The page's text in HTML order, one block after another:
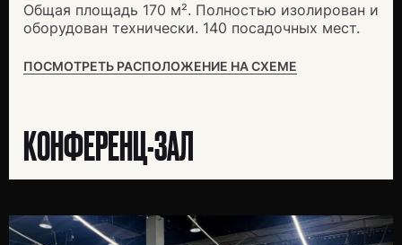
Общая площадь 170 м². Полностью изолирован и
оборудован технически. 140 посадочных мест.
ПОСМОТРЕТЬ РАСПОЛОЖЕНИЕ НА СХЕМЕ
КОНФЕРЕНЦ-ЗАЛ